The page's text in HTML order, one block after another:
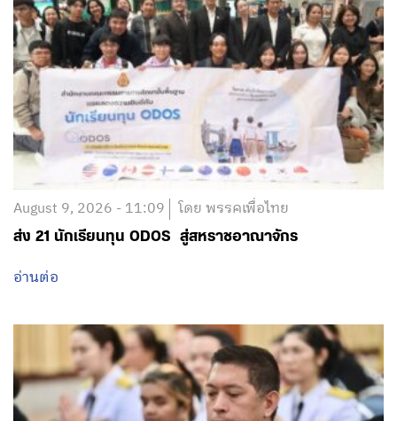
August 9, 2026 - 11:09 โดย พรรคเพื่อไทย
ส่ง 21 นักเรียนทุน ODOS สู่สหราชอาณาจักร
อ่านต่อ